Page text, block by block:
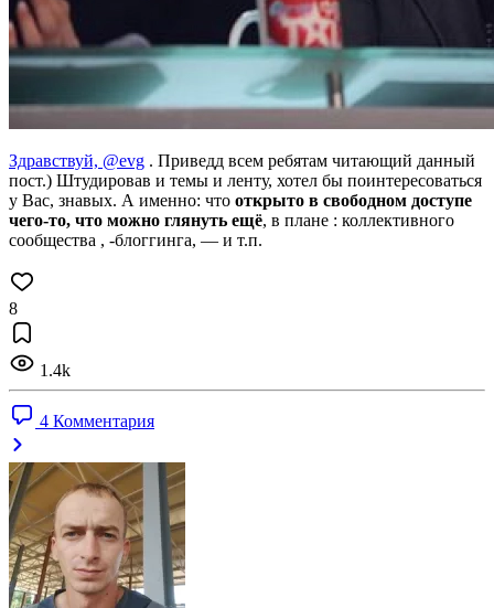
Здравствуй, @evg . Приведд всем ребятам читающий данный
пост.) Штудировав и темы и ленту, хотел бы поинтересоваться
у Вас, знавых. А именно: что открыто в свободном доступе
чего-то, что можно глянуть ещё, в плане : коллективного
сообщества , -блоггинга, — и т.п.
8
1.4k
4 Комментария